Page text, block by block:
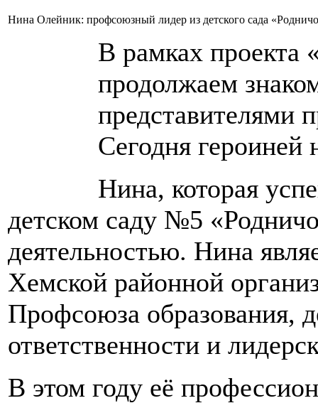
Нина Олейник: профсоюзный лидер из детского сада
В рамках
продолжаем
представителями
Сегодня
Нина, которая
детском саду №5
деятельностью. Нина
Хемской районной
Профсоюза образования,
ответственности и
В этом году её